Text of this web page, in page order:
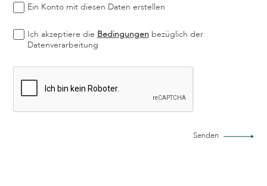
Ein Konto mit diesen Daten erstellen
Ich akzeptiere die Bedingungenbezüglich der
Datenverarbeitung
Senden